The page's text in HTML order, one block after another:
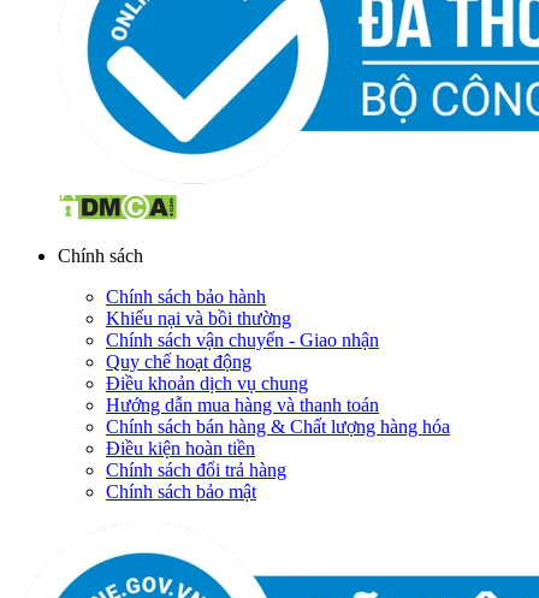
Chính sách
Chính sách bảo hành
Khiếu nại và bồi thường
Chính sách vận chuyển - Giao nhận
Quy chế hoạt động
Điều khoản dịch vụ chung
Hướng dẫn mua hàng và thanh toán
Chính sách bán hàng & Chất lượng hàng hóa
Điều kiện hoàn tiền
Chính sách đổi trả hàng
Chính sách bảo mật